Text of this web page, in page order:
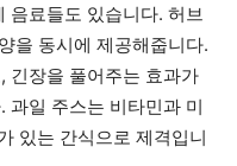
음료들도 있습니다. 허브
을 동시에 제공해줍니다.
긴장을 풀어주는 효과가
과일 주스는 비타민과 미
있는 간식으로 제격입니